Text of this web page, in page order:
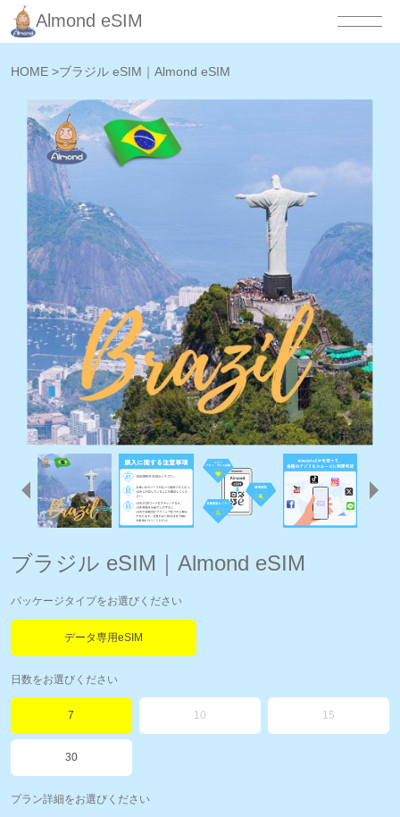
Almond eSIM
HOME >ブラジル eSIM｜Almond eSIM
ブラジル eSIM｜Almond eSIM
パッケージタイプをお選びください
データ専用eSIM
日数をお選びください
7 10 15
30
プラン詳細をお選びください